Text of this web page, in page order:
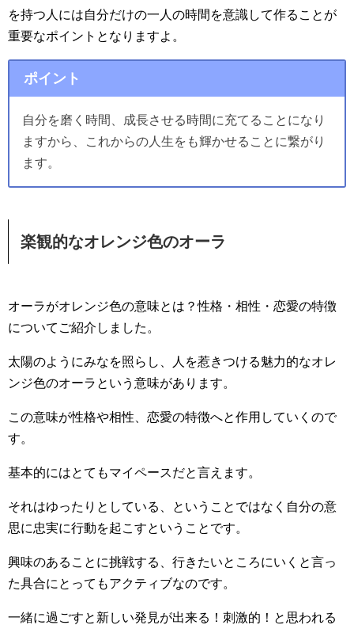
を持つ人には自分だけの一人の時間を意識して作ることが
重要なポイントとなりますよ。
ポイント
自分を磨く時間、成長させる時間に充てることになり
ますから、これからの人生をも輝かせることに繋がり
ます。
楽観的なオレンジ色のオーラ
オーラがオレンジ色の意味とは？性格・相性・恋愛の特徴
についてご紹介しました。
太陽のようにみなを照らし、人を惹きつける魅力的なオレ
ンジ色のオーラという意味があります。
この意味が性格や相性、恋愛の特徴へと作用していくので
す。
基本的にはとてもマイペースだと言えます。
それはゆったりとしている、ということではなく自分の意
思に忠実に行動を起こすということです。
興味のあることに挑戦する、行きたいところにいくと言っ
た具合にとってもアクティブなのです。
一緒に過ごすと新しい発見が出来る！刺激的！と思われる